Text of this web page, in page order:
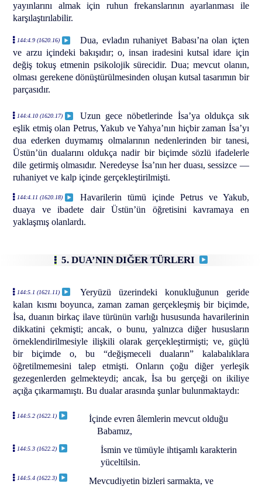
yayınlarını almak için ruhun frekanslarının ayarlanması ile
karşılaştırılabilir.
144:4.9 (1620.16)
Dua, evladın ruhaniyet Babası’na olan içten
ve arzu içindeki bakışıdır; o, insan iradesini kutsal idare için
değiş tokuş etmenin psikolojik sürecidir. Dua; mevcut olanın,
olması gerekene dönüştürülmesinden oluşan kutsal tasarımın bir
parçasıdır.
144:4.10 (1620.17)
Uzun gece nöbetlerinde İsa’ya oldukça sık
eşlik etmiş olan Petrus, Yakub ve Yahya’nın hiçbir zaman İsa’yı
dua ederken duymamış olmalarının nedenlerinden bir tanesi,
Üstün’ün dualarını oldukça nadir bir biçimde sözlü ifadelerle
dile getirmiş olmasıdır. Neredeyse İsa’nın her duası, sessizce —
ruhaniyet ve kalp içinde gerçekleştirilmişti.
144:4.11 (1620.18)
Havarilerin tümü içinde Petrus ve Yakub,
duaya ve ibadete dair Üstün’ün öğretisini kavramaya en
yaklaşmış olanlardı.
5. DUA’NIN DIĞER TÜRLERI
144:5.1 (1621.11)
Yeryüzü üzerindeki konukluğunun geride
kalan kısmı boyunca, zaman zaman gerçekleşmiş bir biçimde,
İsa, duanın birkaç ilave türünün varlığı hususunda havarilerinin
dikkatini çekmişti; ancak, o bunu, yalnızca diğer hususların
örneklendirilmesiyle ilişkili olarak gerçekleştirmişti; ve, güçlü
bir biçimde o, bu “değişmeceli duaların” kalabalıklara
öğretilmemesini talep etmişti. Onların çoğu diğer yerleşik
gezegenlerden gelmekteydi; ancak, İsa bu gerçeği on ikiliye
açığa çıkarmamıştı. Bu dualar arasında şunlar bulunmaktaydı:
144:5.2 (1622.1)
İçinde evren âlemlerin mevcut olduğu
Babamız,
144:5.3 (1622.2)
İsmin ve tümüyle ihtişamlı karakterin
yüceltilsin.
144:5.4 (1622.3)
Mevcudiyetin bizleri sarmakta, ve